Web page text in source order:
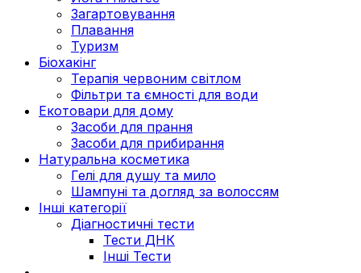
Загартовування
Плавання
Туризм
Біохакінг
Терапія червоним світлом
Фільтри та ємності для води
Екотовари для дому
Засоби для прання
Засоби для прибирання
Натуральна косметика
Гелі для душу та мило
Шампуні та догляд за волоссям
Інші категорії
Діагностичні тести
Тести ДНК
Інші Тести